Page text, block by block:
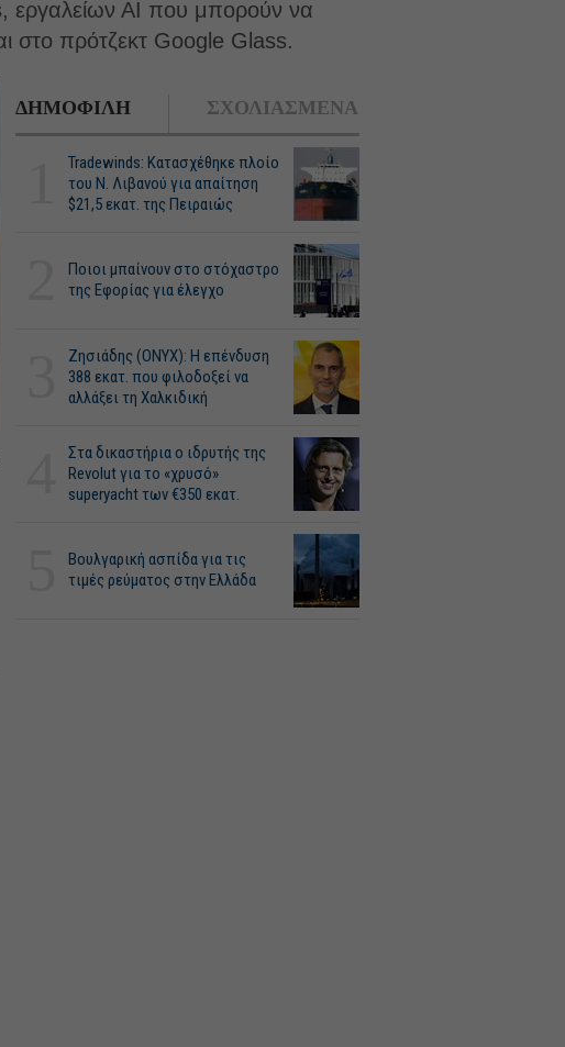
εργαλείων ΑΙ που μπορούν να
στο πρότζεκτ Google Glass.
ΔΗΜΟΦΙΛΗ ΣΧΟΛΙΑΣΜΕΝΑ
Tradewinds: Κατασχέθηκε πλοίο
του Ν. Λιβανού για απαίτηση
$21,5 εκατ. της Πειραιώς
Ποιοι μπαίνουν στο στόχαστρο
της Εφορίας για έλεγχο
Ζησιάδης (ONYX): Η επένδυση
388 εκατ. που φιλοδοξεί να
αλλάξει τη Χαλκιδική
Στα δικαστήρια ο ιδρυτής της
Revolut για το «χρυσό»
superyacht των €350 εκατ.
Βουλγαρική ασπίδα για τις
τιμές ρεύματος στην Ελλάδα